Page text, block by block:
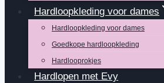
Hardloopkleding voor dames
Hardloopkleding voor dames
Goedkope hardloopkleding
Hardlooprokjes
Hardlopen met Evy